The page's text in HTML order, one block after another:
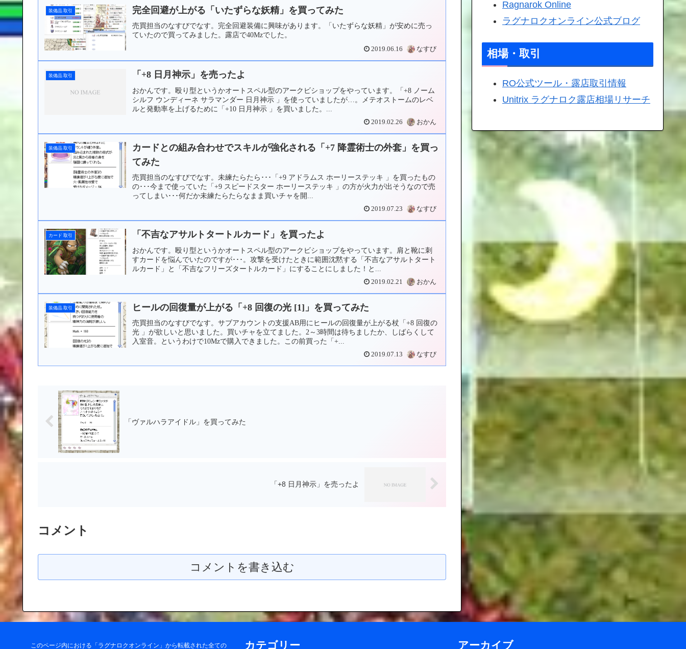
装備品 取引 完全回避が上がる「いたずらな妖精」を買ってみた
売買担当のなすびでなす。完全回避装備に興味があります。「いたずらな妖精」が安めに売っ
ていたので買ってみました。露店で40Mzでした。
2019.06.16 なすび
装備品 取引 「+8 日月神示」を売ったよ
おかんです。殴り型というかオートスペル型のアークビショップをやっています。「+8 ノーム
シルフ ウンディーネ サラマンダー 日月神示 」を使っていましたが…。メテオストームのレベ
ルと発動率を上げるために「+10 日月神示 」を買いました。...
2019.02.26 おかん
装備品 取引
カードとの組み合わせでスキルが強化される「+7 降霊術士の外套」を買っ
てみた
売買担当のなすびでなす。未練たらたら･･･「+9 アドラムス ホーリーステッキ 」を買ったもの
の･･･今まで使っていた「+9 スピードスター ホーリーステッキ 」の方が火力が出そうなので売
ってしまい･･･何だか未練たらたらなまま買いチャを開...
2019.07.23 なすび
カード 取引 「不吉なアサルトタートルカード」を買ったよ
おかんです。殴り型というかオートスペル型のアークビショップをやっています。肩と靴に刺
すカードを悩んでいたのですが･･･。攻撃を受けたときに範囲沈黙する「不吉なアサルトタート
ルカード」と「不吉なフリーズタートルカード」にすることにしました！と...
2019.02.21 おかん
装備品 取引 ヒールの回復量が上がる「+8 回復の光 [1]」を買ってみた
売買担当のなすびでなす。サブアカウントの支援AB用にヒールの回復量が上がる杖「+8 回復の
光 」が欲しいと思いました。買いチャを立てました。2～3時間は待ちましたか、しばらくして
入室音。というわけで10Mzで購入できました。この前買った「+...
2019.07.13 なすび
「ヴァルハラアイドル」を買ってみた
「+8 日月神示」を売ったよ
コメント
コメントを書き込む
Ragnarok Online
ラグナロクオンライン公式ブログ
相場・取引
RO公式ツール・露店取引情報
Unitrix ラグナロク露店相場リサーチ
このページ内における「ラグナロクオンライン」から転載された全ての カテゴリー アーカイブ